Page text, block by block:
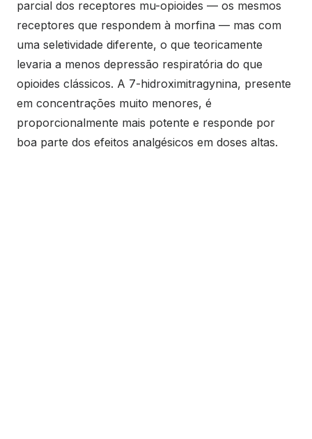
parcial dos receptores mu-opioides — os mesmos
receptores que respondem à morfina — mas com
uma seletividade diferente, o que teoricamente
levaria a menos depressão respiratória do que
opioides clássicos. A 7-hidroximitragynina, presente
em concentrações muito menores, é
proporcionalmente mais potente e responde por
boa parte dos efeitos analgésicos em doses altas.